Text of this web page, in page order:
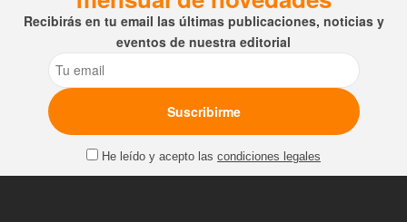
Recibirás en tu email las últimas publicaciones, noticias y
eventos de nuestra editorial
Email
He leído y acepto las condiciones legales